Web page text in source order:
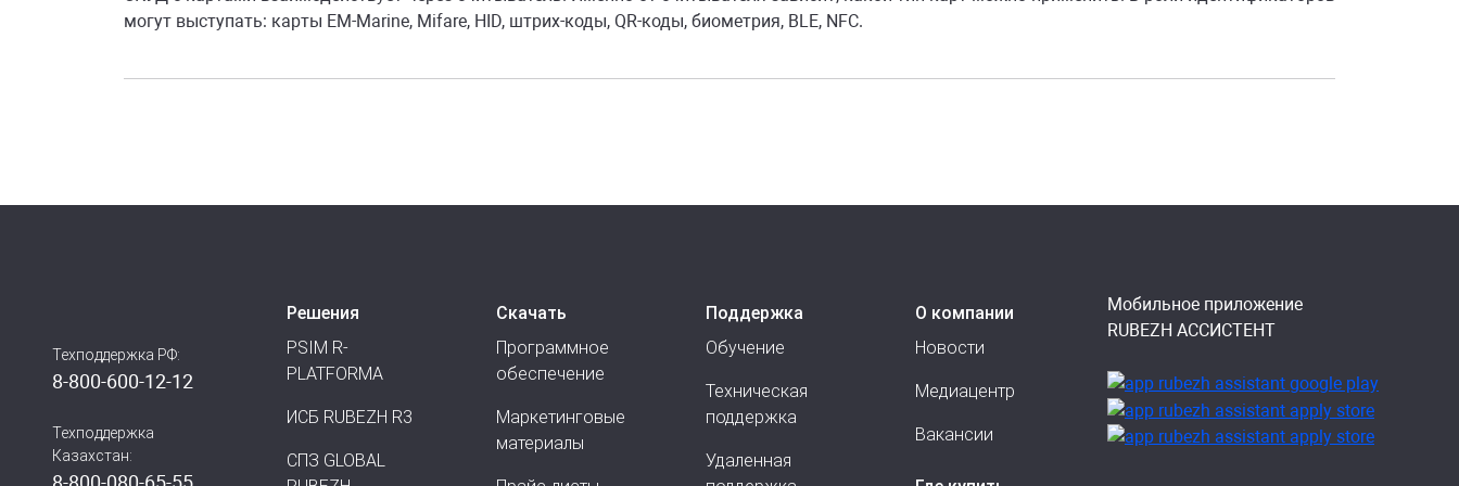
могут выступать: карты EM-Marine, Mifare, HID, штрих-коды, QR-коды, биометрия, BLE, NFC.
Техподдержка РФ:
8-800-600-12-12
Техподдержка
Казахстан:
Решения
PSIM R-
PLATFORMA
ИСБ RUBEZH R3
СПЗ GLOBAL
Скачать
Программное
обеспечение
Маркетинговые
материалы
Поддержка
Обучение
Техническая
поддержка
Удаленная
О компании
Новости
Медиацентр
Вакансии
Мобильное приложение
RUBEZH АССИСТЕНТ